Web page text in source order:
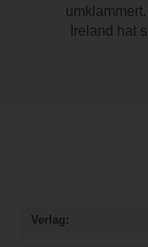
Ireland hat
Verlag